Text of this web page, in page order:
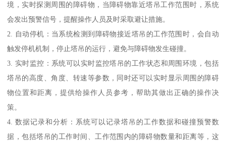
境，实时探测周围的障碍物，当障碍物靠近塔吊工作范围时，系统
会发出预警信号，提醒操作人员及时采取避让措施。
2. 自动停机：当系统检测到障碍物接近塔吊的工作范围时，会自动
触发停机机制，停止塔吊的运行，避免与障碍物发生碰撞。
3. 实时监控：系统可以实时监控塔吊的工作状态和周围环境，包括
塔吊的高度、角度、转速等参数，同时还可以实时显示周围的障碍
物位置和距离，提供给操作人员参考，帮助其做出正确的操作决
策。
4. 数据记录和分析：系统可以记录塔吊的工作数据和碰撞预警数
据，包括塔吊的工作时间、工作范围内的障碍物数量和距离等，这